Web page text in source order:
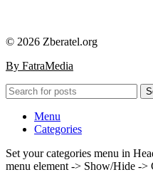
© 2026 Zberatel.org
By FatraMedia
Menu
Categories
Set your categories menu in
menu element -> Show/Hide ->